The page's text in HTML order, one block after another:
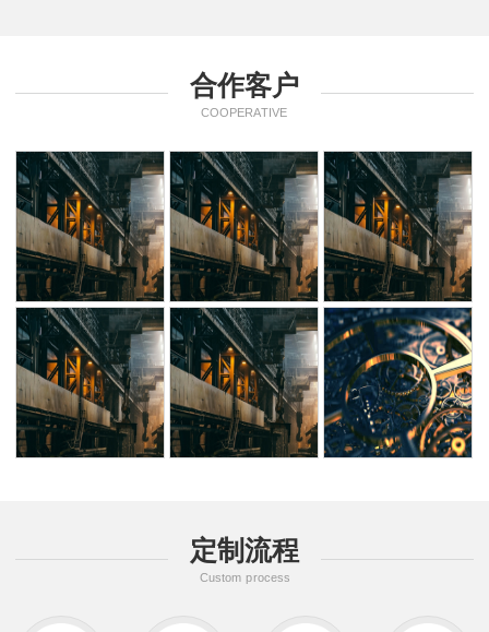
合作客户
COOPERATIVE
定制流程
Custom process